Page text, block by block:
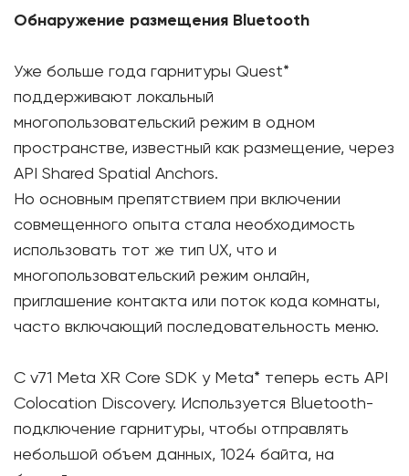
Обнаружение размещения Bluetooth
Уже больше года гарнитуры Quest*
поддерживают локальный
многопользовательский режим в одном
пространстве, известный как размещение, через
API Shared Spatial Anchors.
Но основным препятствием при включении
совмещенного опыта стала необходимость
использовать тот же тип UX, что и
многопользовательский режим онлайн,
приглашение контакта или поток кода комнаты,
часто включающий последовательность меню.
С v71 Meta XR Core SDK у Meta* теперь есть API
Colocation Discovery. Используется Bluetooth-
подключение гарнитуры, чтобы отправлять
небольшой объем данных, 1024 байта, на